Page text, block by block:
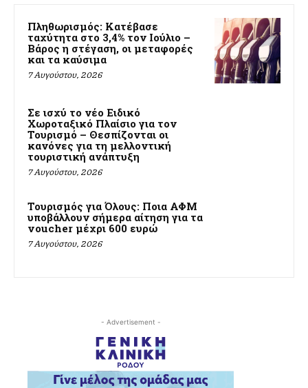
Πληθωρισμός: Κατέβασε
ταχύτητα στο 3,4% τον Ιούλιο –
Βάρος η στέγαση, οι μεταφορές
και τα καύσιμα
7 Αυγούστου, 2026
Σε ισχύ το νέο Ειδικό
Χωροταξικό Πλαίσιο για τον
Τουρισμό – Θεσπίζονται οι
κανόνες για τη μελλοντική
τουριστική ανάπτυξη
7 Αυγούστου, 2026
Τουρισμός για Όλους: Ποια ΑΦΜ
υποβάλλουν σήμερα αίτηση για τα
voucher μέχρι 600 ευρώ
7 Αυγούστου, 2026
- Advertisement -